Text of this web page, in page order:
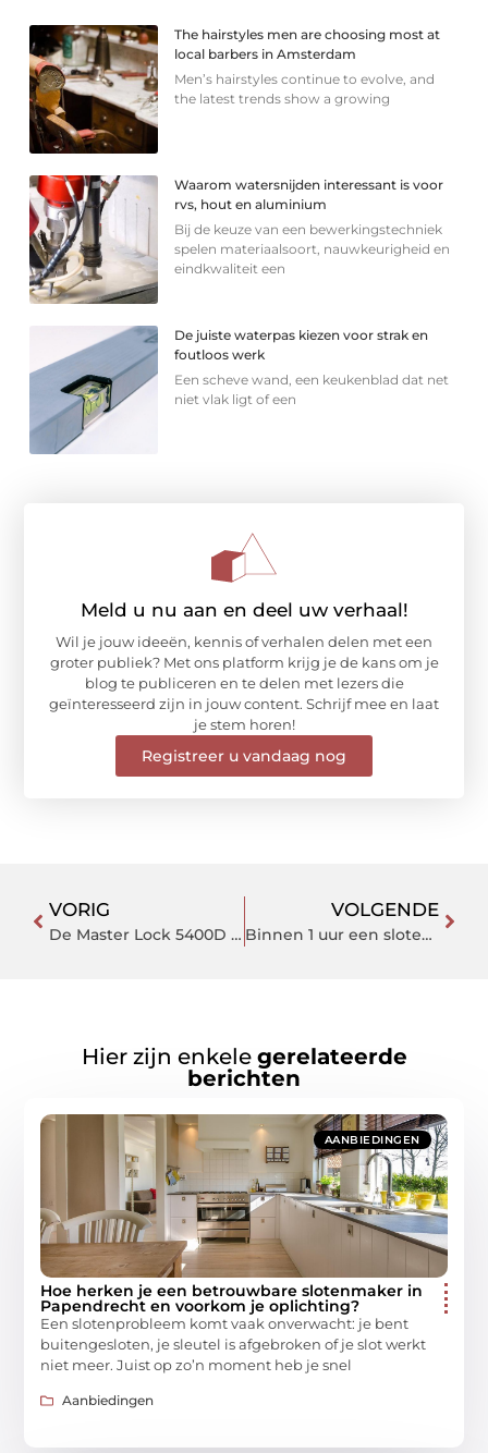
The hairstyles men are choosing most at
local barbers in Amsterdam
Men’s hairstyles continue to evolve, and
the latest trends show a growing
Waarom watersnijden interessant is voor
rvs, hout en aluminium
Bij de keuze van een bewerkingstechniek
spelen materiaalsoort, nauwkeurigheid en
eindkwaliteit een
De juiste waterpas kiezen voor strak en
foutloos werk
Een scheve wand, een keukenblad dat net
niet vlak ligt of een
Meld u nu aan en deel uw verhaal!
Wil je jouw ideeën, kennis of verhalen delen met een
groter publiek? Met ons platform krijg je de kans om je
blog te publiceren en te delen met lezers die
geïnteresseerd zijn in jouw content. Schrijf mee en laat
je stem horen!
Registreer u vandaag nog
VORIG
De Master Lock 5400D select acces key storage box review
VOLGENDE
Binnen 1 uur een slotenmaker nodig in Amersfoort of Weesp?
Hier zijn enkele gerelateerde
berichten
AANBIEDINGEN
Hoe herken je een betrouwbare slotenmaker in
Papendrecht en voorkom je oplichting?
Een slotenprobleem komt vaak onverwacht: je bent
buitengesloten, je sleutel is afgebroken of je slot werkt
niet meer. Juist op zo’n moment heb je snel
Aanbiedingen